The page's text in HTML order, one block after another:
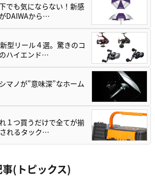
でも気にならない！新感
DAIWAから…
型リール４選。驚きのコ
ハイエンド…
マノが”意味深”なホーム
１つ買うだけで全てが揃
れるタック…
(トピックス)